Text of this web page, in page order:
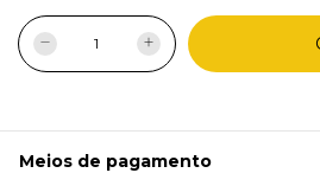
Meios de pagamento